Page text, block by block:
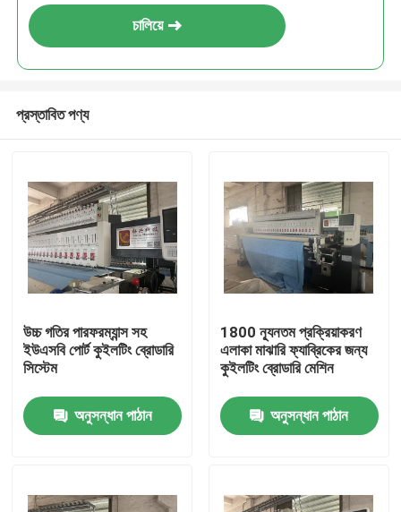
বাড়ি
চালিয়ে
প্রস্তাবিত পণ্য
উচ্চ গতির পারফরম্যান্স সহ
ইউএসবি পোর্ট কুইলটিং ব্রোডারি
সিস্টেম
অনুসন্ধান পাঠান
1800 ন্যূনতম প্রক্রিয়াকরণ
এলাকা মাঝারি ফ্যাব্রিকের জন্য
কুইলটিং ব্রোডারি মেশিন
অনুসন্ধান পাঠান